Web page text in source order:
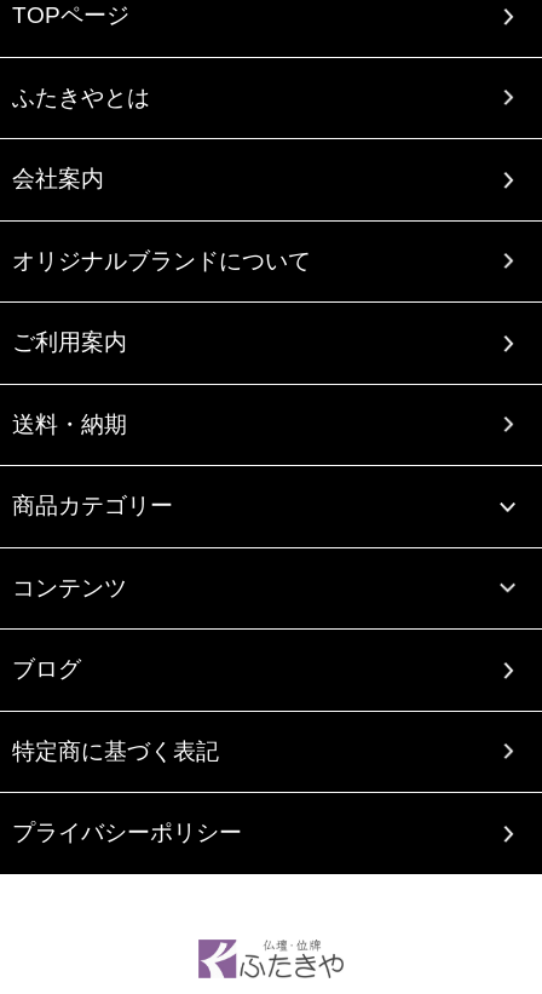
TOPページ
ふたきやとは
会社案内
オリジナルブランドについて
ご利用案内
送料・納期
商品カテゴリー
コンテンツ
ブログ
特定商に基づく表記
プライバシーポリシー